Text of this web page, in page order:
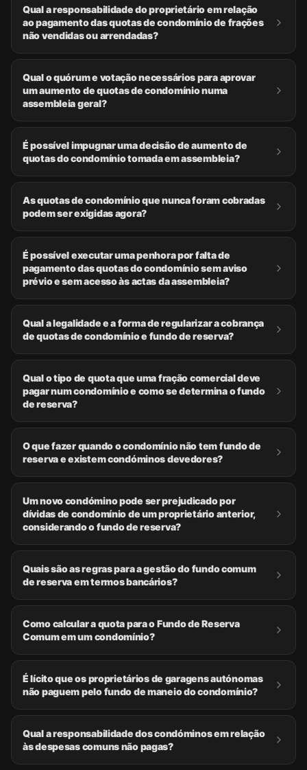
Qual a responsabilidade do proprietário em relação
ao pagamento das quotas de condomínio de frações
não vendidas ou arrendadas?
Qual o quórum e votação necessários para aprovar
um aumento de quotas de condomínio numa
assembleia geral?
É possível impugnar uma decisão de aumento de
quotas do condomínio tomada em assembleia?
As quotas de condomínio que nunca foram cobradas
podem ser exigidas agora?
É possível executar uma penhora por falta de
pagamento das quotas do condomínio sem aviso
prévio e sem acesso às actas da assembleia?
Qual a legalidade e a forma de regularizar a cobrança
de quotas de condomínio e fundo de reserva?
Qual o tipo de quota que uma fração comercial deve
pagar num condomínio e como se determina o fundo
de reserva?
O que fazer quando o condomínio não tem fundo de
reserva e existem condóminos devedores?
Um novo condómino pode ser prejudicado por
dívidas de condomínio de um proprietário anterior,
considerando o fundo de reserva?
Quais são as regras para a gestão do fundo comum
de reserva em termos bancários?
Como calcular a quota para o Fundo de Reserva
Comum em um condomínio?
É lícito que os proprietários de garagens autónomas
não paguem pelo fundo de maneio do condomínio?
Qual a responsabilidade dos condóminos em relação
às despesas comuns não pagas?